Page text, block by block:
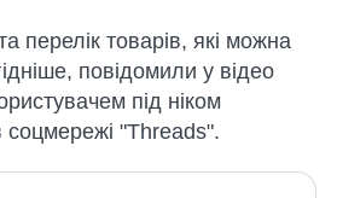
перелік товарів, які можна
повідомили у відео
під ніком
соцмережі "Тhreads".